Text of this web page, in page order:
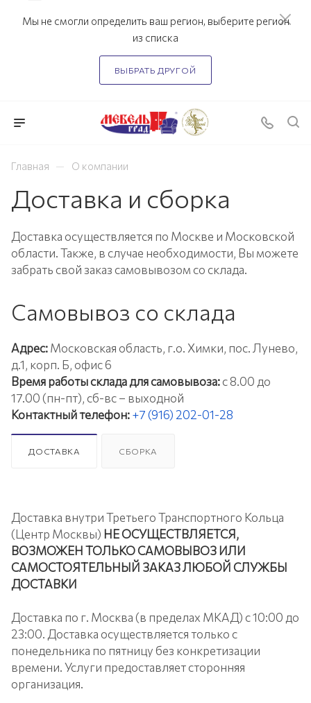
Мы не смогли определить ваш регион, выберите регион
из списка
ВЫБРАТЬ ДРУГОЙ
Главная — О компании
Доставка и сборка
Доставка осуществляется по Москве и Московской
области. Также, в случае необходимости, Вы можете
забрать свой заказ самовывозом со склада.
Самовывоз со склада
Адрес:Московская область, г.о. Химки, пос. Лунево,
д.1, корп. Б, офис 6
Время работы склада для самовывоза:с 8.00 до
17.00 (пн-пт), сб-вс – выходной
Контактный телефон:+7 (916) 202-01-28
ДОСТАВКА СБОРКА
Доставка внутри Третьего Транспортного Кольца
(Центр Москвы) НЕ ОСУЩЕСТВЛЯЕТСЯ,
ВОЗМОЖЕН ТОЛЬКО САМОВЫВОЗ ИЛИ
САМОСТОЯТЕЛЬНЫЙ ЗАКАЗ ЛЮБОЙ СЛУЖБЫ
ДОСТАВКИ
Доставка по г. Москва (в пределах МКАД) с 10:00 до
23:00. Доставка осуществляется только с
понедельника по пятницу без конкретизации
времени. Услуги предоставляет сторонняя
организация.